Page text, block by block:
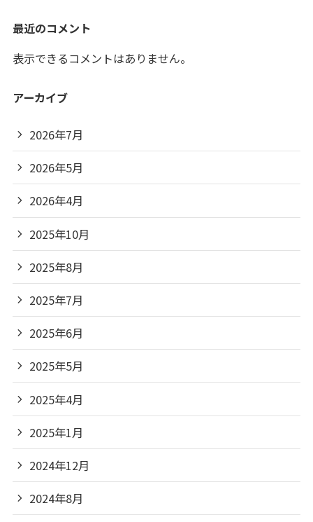
最近のコメント
表示できるコメントはありません。
アーカイブ
2026年7月
2026年5月
2026年4月
2025年10月
2025年8月
2025年7月
2025年6月
2025年5月
2025年4月
2025年1月
2024年12月
2024年8月